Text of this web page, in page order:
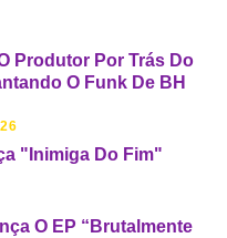
Produtor Por Trás Do
O Funk De BH
"Inimiga Do Fim"
O EP “Brutalmente